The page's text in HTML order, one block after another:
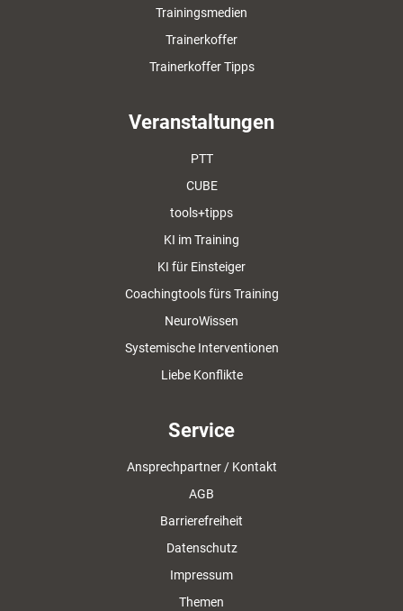
Trainingsmedien
Trainerkoffer
Trainerkoffer Tipps
Veranstaltungen
PTT
CUBE
tools+tipps
KI im Training
KI für Einsteiger
Coachingtools fürs Training
NeuroWissen
Systemische Interventionen
Liebe Konflikte
Service
Ansprechpartner / Kontakt
AGB
Barrierefreiheit
Datenschutz
Impressum
Themen